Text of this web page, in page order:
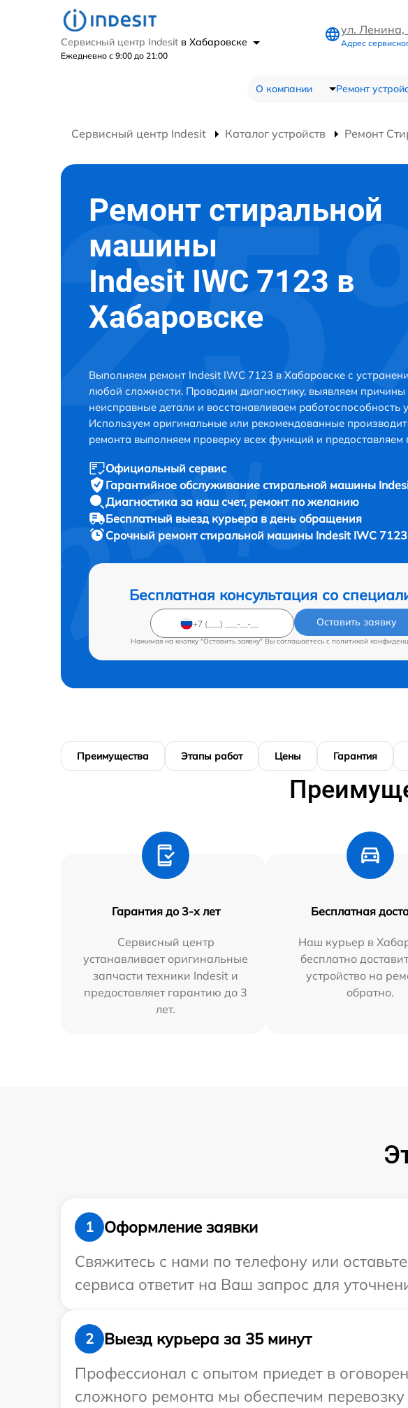
Сервисный центр Indesit в Хабаровске
Ежедневно с 9:00 до 21:00
ул. Ленина,
Адрес
О компании Ремонт
Сервисный центр Indesit Каталог устройств Ремонт
Ремонт стиральной
машины
Indesit IWC 7123 в
Хабаровске
Выполняем ремонт Indesit IWC 7123 в Хабаровске с
любой сложности. Проводим диагностику, выявляем
неисправные детали и восстанавливаем работоспособность
Используем оригинальные или рекомендованные
ремонта выполняем проверку всех функций и предоставляем
Официальный сервис
Гарантийное обслуживание стиральной машины
Диагностика за наш счет, ремонт по желанию
Бесплатный выезд курьера в день обращения
Срочный ремонтстиральной машины Indesit IWC 7123
Бесплатная консультация со
Оставить заявку
Нажимая на кнопку "Оставить заявку" Вы соглашаетесь c политикой
Преимущества Этапы работ Цены Гарантия
Гарантия до 3-х лет
Сервисный центр
устанавливает оригинальные
запчасти техники Indesit и
предоставляет гарантию до 3
лет.
Бесплатная
Наш курьер в
бесплатно
устройство на
обратно.
1
Оформление заявки
Свяжитесь с нами по телефону или
сервиса ответит на Ваш запрос для
2
Выезд курьера за 35 минут
Профессионал с опытом приедет в
сложного ремонта мы обеспечим